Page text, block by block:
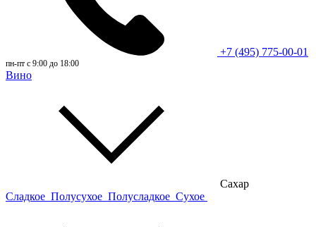
+7 (495) 775-00-01
пн-пт с 9:00 до 18:00
Вино
Сахар
Сладкое Полусухое Полусладкое Сухое